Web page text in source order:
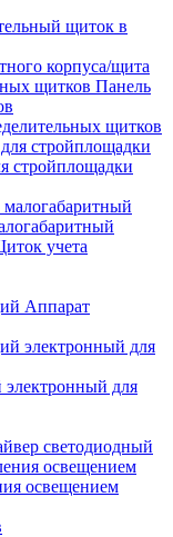
щиток в
корпуса/щита
Панель
щитков
стройплощадки
учета
Аппарат
для
светодиодный
освещением